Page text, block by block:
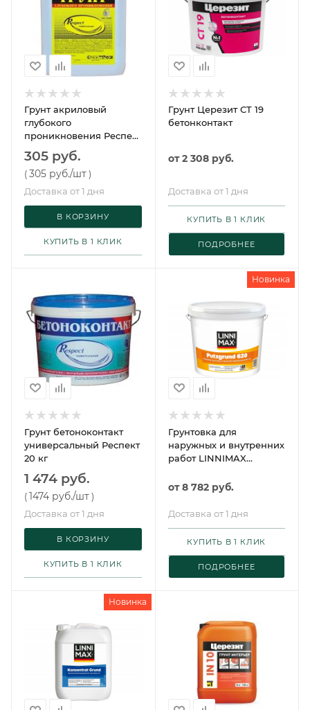
Грунт акриловый
глубокого
проникновения Респект
305 руб.
(305 руб./шт)
Доставка от 1 дня
В КОРЗИНУ
КУПИТЬ В 1 КЛИК
Грунт Церезит CT 19
бетонконтакт
от2 308 руб.
Доставка от 1 дня
ПОДРОБНЕЕ
КУПИТЬ В 1 КЛИК
Грунт бетоноконтакт
универсальный Респект
20 кг
1 474 руб.
(1474 руб./шт)
Доставка от 1 дня
В КОРЗИНУ
КУПИТЬ В 1 КЛИК
Новинка
Грунтовка для
наружных и внутренних
работ LINNIMAX
ЛИННИМАКС Путцгрунт
от8 782 руб.
Доставка от 1 дня
ПОДРОБНЕЕ
КУПИТЬ В 1 КЛИК
Новинка